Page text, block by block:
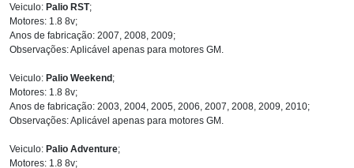
Veiculo: Palio RST;
Motores: 1.8 8v;
Anos de fabricação: 2007, 2008, 2009;
Observações: Aplicável apenas para motores GM.
Veiculo: Palio Weekend;
Motores: 1.8 8v;
Anos de fabricação: 2003, 2004, 2005, 2006, 2007, 2008, 2009, 2010;
Observações: Aplicável apenas para motores GM.
Veiculo: Palio Adventure;
Motores: 1.8 8v;